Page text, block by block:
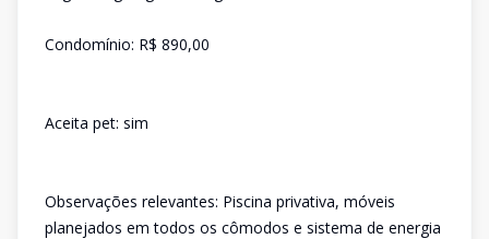
Condomínio: R$ 890,00
Aceita pet: sim
Observações relevantes: Piscina privativa, móveis
planejados em todos os cômodos e sistema de energia